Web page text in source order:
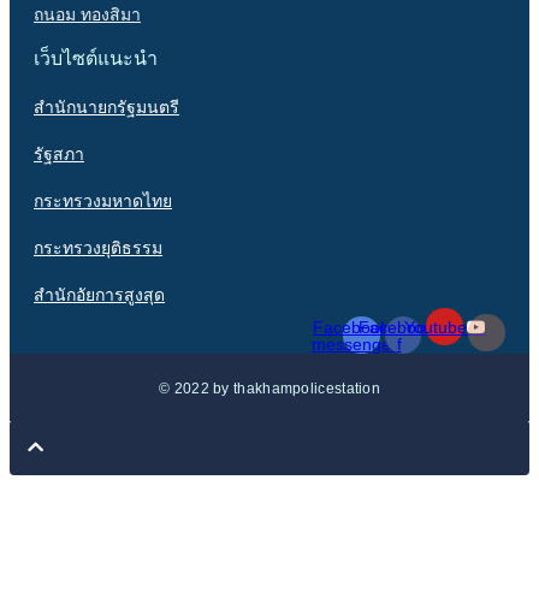
ถนอม ทองสิมา
เว็บไซต์แนะนำ
สำนักนายกรัฐมนตรี
รัฐสภา
กระทรวงมหาดไทย
กระทรวงยุติธรรม
สำนักอัยการสูงสุด
Facebook-
messenger
Facebook-
f
Youtube
© 2022 by thakhampolicestation